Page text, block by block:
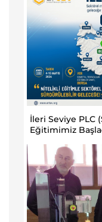
İleri Seviye PLC
Eğitimimiz